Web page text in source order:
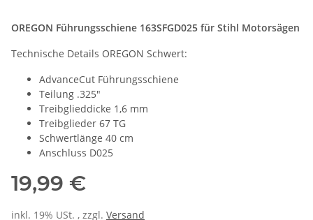
OREGON Führungsschiene 163SFGD025 für Stihl Motorsägen
Technische Details OREGON Schwert:
AdvanceCut Führungsschiene
Teilung .325"
Treibglieddicke 1,6 mm
Treibglieder 67 TG
Schwertlänge 40 cm
Anschluss D025
19,99 €
inkl. 19% USt. , zzgl. Versand